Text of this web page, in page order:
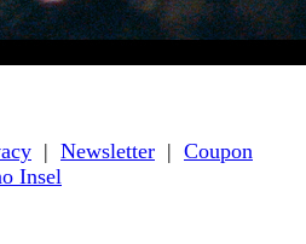
| Newsletter | Coupon
Insel